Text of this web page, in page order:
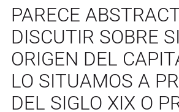
PARECE
DISCUTIR SOBRE
ORIGEN DEL
LO SITUAMOS A
DEL SIGLO XIX O